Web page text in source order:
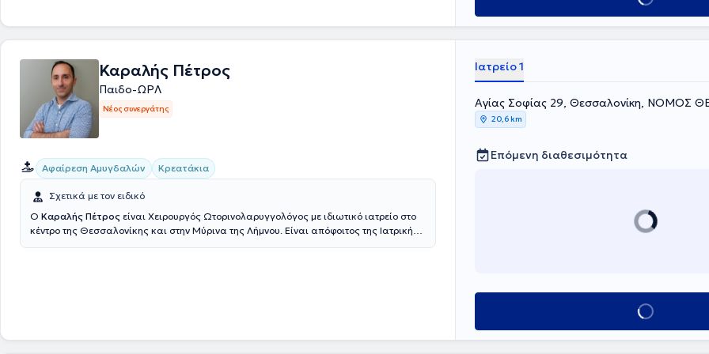
της επίσκεψης στο ιατρείο της, προσφέρει υπηρεσίες όπως είναι το ακοόγραμμα, ο
ενδοσκοπικός έλεγχος, ο καθαρισμός των αυτιών, ο πλήρης ακοολογικός έλεγχος,
ευρωπαϊκών επιστημονικών εταιρειών, ενώ από το 1989 έχει ενεργό συμμετοχή σε
πανελλήνια και διεθνή συνέδρια και αριθμεί δημοσιεύεις σε ξένα και ελληνικά
περιοδικά.
Καραλής Πέτρος
Παιδο-ΩΡΛ
Νέος συνεργάτης
Αφαίρεση Αμυγδαλών Κρεατάκια
Σχετικά με τον ειδικό
Ο Καραλής Πέτρος είναι Χειρουργός Ωτορινολαρυγγολόγος με ιδιωτικό ιατρείο στο
κέντρο της Θεσσαλονίκης και στην Μύρινα της Λήμνου. Είναι απόφοιτος της Ιατρικής
Ιατρείο 1
Αγίας Σοφίας 29, Θεσσαλονίκη, ΝΟΜΟΣ
20,6 km
Επόμενη διαθεσιμότητα
Κλείσε ραντεβού